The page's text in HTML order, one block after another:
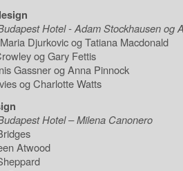
Hotel - Adam Stockhausen og
Djurkovic og Tatiana Macdonald
og Gary Fettis
Gassner og Anna Pinnock
og Charlotte Watts
Hotel – Milena Canonero
Atwood